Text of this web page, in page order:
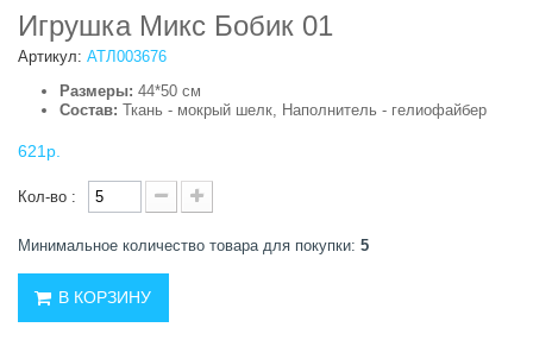
Игрушка Микс Бобик 01
Артикул: АТЛ003676
Размеры: 44*50 см
Состав: Ткань - мокрый шелк, Наполнитель - гелиофайбер
621р.
Кол-во :
Минимальное количество товара для покупки: 5
В КОРЗИНУ